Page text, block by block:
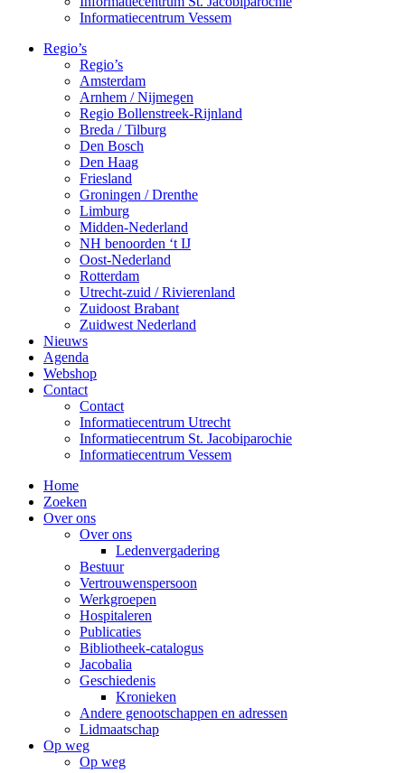
Informatiecentrum Vessem
Regio’s
Regio’s
Amsterdam
Arnhem / Nijmegen
Regio Bollenstreek-Rijnland
Breda / Tilburg
Den Bosch
Den Haag
Friesland
Groningen / Drenthe
Limburg
Midden-Nederland
NH benoorden ‘t IJ
Oost-Nederland
Rotterdam
Utrecht-zuid / Rivierenland
Zuidoost Brabant
Zuidwest Nederland
Nieuws
Agenda
Webshop
Contact
Contact
Informatiecentrum Utrecht
Informatiecentrum St. Jacobiparochie
Informatiecentrum Vessem
Home
Zoeken
Over ons
Over ons
Ledenvergadering
Bestuur
Vertrouwenspersoon
Werkgroepen
Hospitaleren
Publicaties
Bibliotheek-catalogus
Jacobalia
Geschiedenis
Kronieken
Andere genootschappen en adressen
Lidmaatschap
Op weg
Op weg